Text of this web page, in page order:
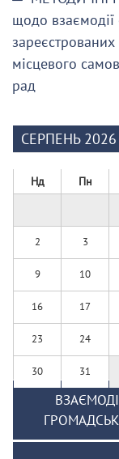
щодо взаємодії
зареєстрованих
місцевого
рад
СЕРПЕНЬ 2026
Нд Пн
2 3
9 10
16 17
23 24
30 31